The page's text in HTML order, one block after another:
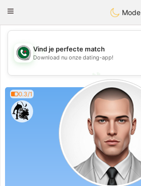
Weshrak
Toggle
Mode
💖
💕
Vind je perfecte match
Download nu onze dating-app!
0.3/1